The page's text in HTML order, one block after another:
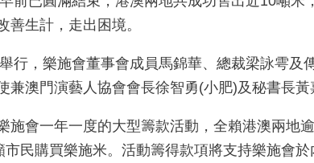
生計，走出困境。
行，樂施會董事會成員馬錦華、總裁梁詠雩
澳門演藝人協會會長徐智勇(小肥)及秘書長
施會一年一度的大型籌款活動，全賴港澳兩地
民購買樂施米。活動籌得款項將支持樂施會